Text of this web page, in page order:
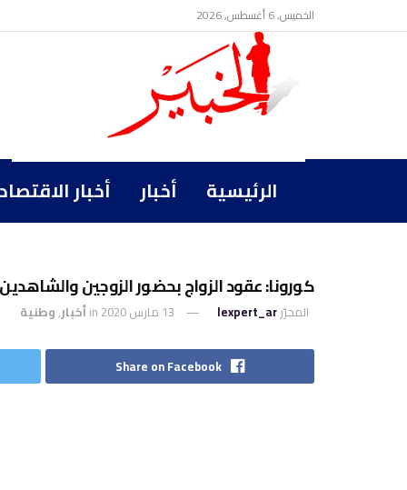
الخميس, 6 أغسطس, 2026
الرئيسية أخبار أخبار
كورونا: عقود الزواج بحضور الزوجين
المحرّرlexpert_ar 13 مارس 2020 inأخبار,وطنية
Share on Facebook